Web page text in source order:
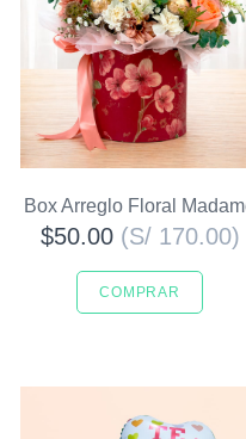
Box Arreglo Floral
$50.00 (S/ 170.00)
COMPRAR